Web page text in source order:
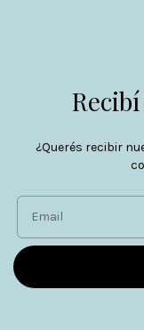
¿Querés recibir